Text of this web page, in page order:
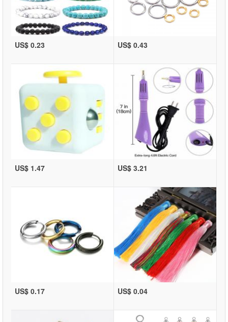
US$ 0.23 US$ 0.43
US$ 1.47 US$ 3.21
US$ 0.17 US$ 0.04